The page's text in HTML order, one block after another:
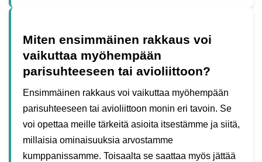
Miten ensimmäinen rakkaus voi
vaikuttaa myöhempään
parisuhteeseen tai avioliittoon?
Ensimmäinen rakkaus voi vaikuttaa myöhempään
parisuhteeseen tai avioliittoon monin eri tavoin. Se
voi opettaa meille tärkeitä asioita itsestämme ja siitä,
millaisia ominaisuuksia arvostamme
kumppanissamme. Toisaalta se saattaa myös jättää